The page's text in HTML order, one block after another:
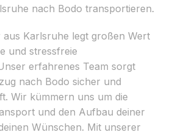
nach Bodo transportieren.
Karlsruhe legt großen Wert
und stressfreie
erfahrenes Team sorgt
nach Bodo sicher und
Wir kümmern uns um die
und den Aufbau deiner
Wünschen. Mit unserer